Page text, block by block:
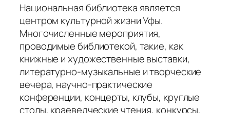
Национальная библиотека является
центром культурной жизни Уфы.
Многочисленные мероприятия,
проводимые библиотекой, такие, как
книжные и художественные выставки,
литературно-музыкальные и творческие
вечера, научно-практические
конференции, концерты, клубы, круглые
столы, краеведческие чтения, конкурсы,